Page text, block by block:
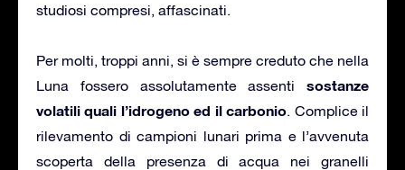
studiosi compresi, affascinati.
Per molti, troppi anni, si è sempre creduto che nella
Luna fossero assolutamente assenti sostanze
volatili quali l’idrogeno ed il carbonio. Complice il
rilevamento di campioni lunari prima e l’avvenuta
scoperta della presenza di acqua nei granelli